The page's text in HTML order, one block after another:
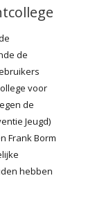
de
voor
de
Jeugd)
Frank Borm
hebben